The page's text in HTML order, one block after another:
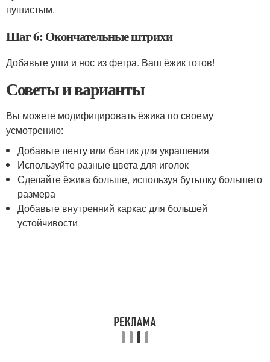
пушистым.
Шаг 6: Окончательные штрихи
Добавьте уши и нос из фетра. Ваш ёжик готов!
Советы и варианты
Вы можете модифицировать ёжика по своему
усмотрению:
Добавьте ленту или бантик для украшения
Используйте разные цвета для иголок
Сделайте ёжика больше, используя бутылку большего
размера
Добавьте внутренний каркас для большей
устойчивости